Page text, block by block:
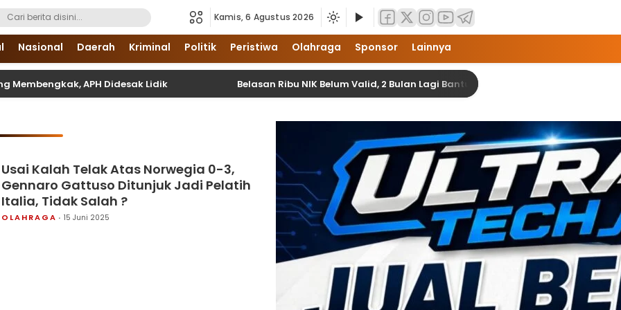
Sumatera Utara dan Nasional
Kamis, 6 Agustus 2026
Nasional Daerah Kriminal Politik Peristiwa Olahraga Sponsor Lainnya
APH Didesak Lidik Belasan Ribu NIK Belum Valid, 2 Bulan Lagi Bantuan Banjir di Langkat Akan Terealisasi
Usai Kalah Telak Atas Norwegia 0-3,
Gennaro Gattuso Ditunjuk Jadi Pelatih
Italia, Tidak Salah ?
OLAHRAGA 15 Juni 2025